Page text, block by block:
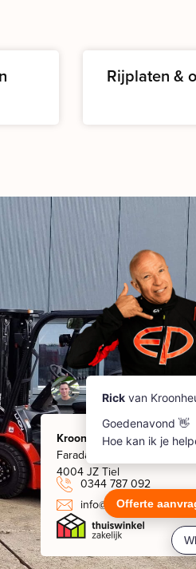
Rijplaten &
Kroonheuvel
Faradaystraat 8
4004 JZ Tiel
0344 787 092
info@kroonheuvel.nl